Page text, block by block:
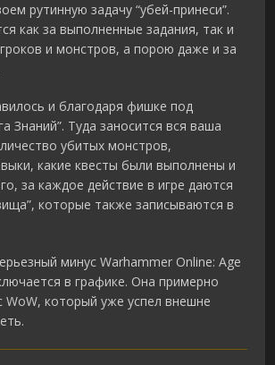
рутинную задачу “убей-принеси”.
как за выполненные задания, так и
и монстров, а порою даже и за
и благодаря фишке под
Знаний”. Туда заносится вся ваша
убитых монстров,
какие квесты были выполнены и
за каждое действие в игре даются
которые также записываются в
минус Warhammer Online: Age
в графике. Она примерно
WoW, который уже успел внешне